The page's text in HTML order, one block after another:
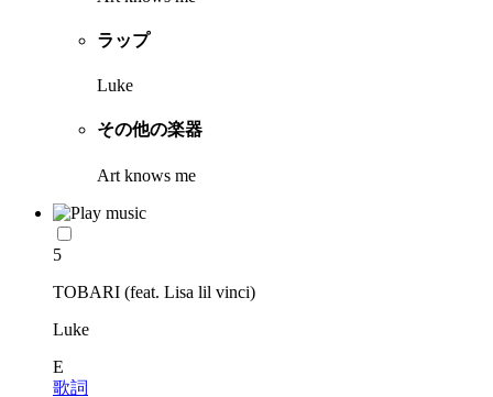
ラップ
Luke
その他の楽器
Art knows me
5
TOBARI (feat. Lisa lil vinci)
Luke
E
歌詞